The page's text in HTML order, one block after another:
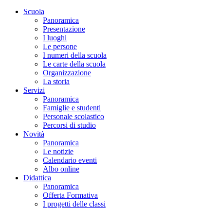
Scuola
Panoramica
Presentazione
I luoghi
Le persone
I numeri della scuola
Le carte della scuola
Organizzazione
La storia
Servizi
Panoramica
Famiglie e studenti
Personale scolastico
Percorsi di studio
Novità
Panoramica
Le notizie
Calendario eventi
Albo online
Didattica
Panoramica
Offerta Formativa
I progetti delle classi